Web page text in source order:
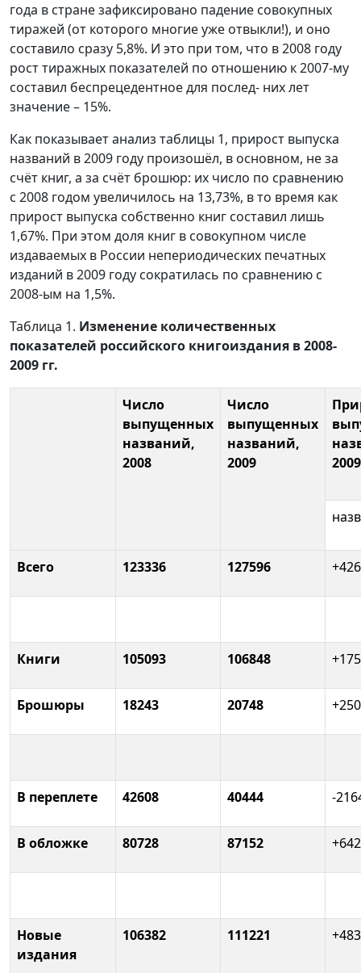
года в стране зафиксировано падение совокупных
тиражей (от которого многие уже отвыкли!), и оно
составило сразу 5,8%. И это при том, что в 2008 году
рост тиражных показателей по отношению к 2007-му
составил беспрецедентное для послед- них лет
значение – 15%.
Как показывает анализ таблицы 1, прирост выпуска
названий в 2009 году произошёл, в основном, не за
счёт книг, а за счёт брошюр: их число по сравнению
с 2008 годом увеличилось на 13,73%, в то время как
прирост выпуска собственно книг составил лишь
1,67%. При этом доля книг в совокупном числе
издаваемых в России непериодических печатных
изданий в 2009 году сократилась по сравнению с
2008-ым на 1,5%.
Таблица 1. Изменение количественных
показателей российского книгоиздания в 2008-
2009 гг.
Число
выпущенных
названий,
2008
Число
выпущенных
названий,
2009
Всего 123336 127596
Книги 105093 106848
Брошюры 18243 20748
В переплете 42608 40444 -
В обложке 80728 87152
Новые
издания
106382 111221